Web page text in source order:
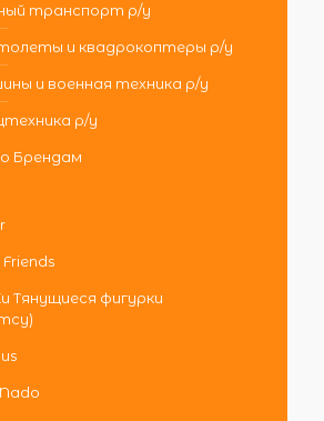
транспорт р/у
и квадрокоптеры р/у
и военная техника р/у
р/у
Брендам
Friends
Тянущиеся фигурки